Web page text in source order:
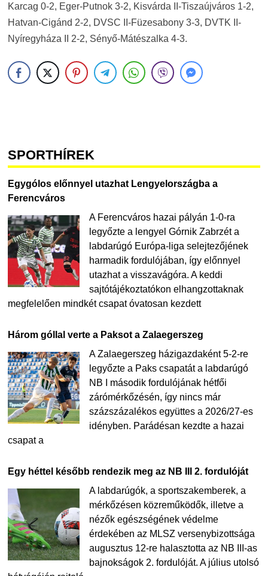
Karcag 0-2, Eger-Putnok 3-2, Kisvárda II-Tiszaújváros 1-2,
Hatvan-Cigánd 2-2, DVSC II-Füzesabony 3-3, DVTK II-
Nyíregyháza II 2-2, Sényő-Mátészalka 4-3.
SPORTHÍREK
Egygólos előnnyel utazhat Lengyelországba a
Ferencváros
A Ferencváros hazai pályán 1-0-ra
legyőzte a lengyel Górnik Zabrzét a
labdarúgó Európa-liga selejtezőjének
harmadik fordulójában, így előnnyel
utazhat a visszavágóra. A keddi
sajtótájékoztatókon elhangzottaknak
megfelelően mindkét csapat óvatosan kezdett
Három góllal verte a Paksot a Zalaegerszeg
A Zalaegerszeg házigazdaként 5-2-re
legyőzte a Paks csapatát a labdarúgó
NB I második fordulójának hétfői
zárómérkőzésén, így nincs már
százszázalékos együttes a 2026/27-es
idényben. Parádésan kezdte a hazai
csapat a
Egy héttel később rendezik meg az NB III 2. fordulóját
A labdarúgók, a sportszakemberek, a
mérkőzésen közreműködők, illetve a
nézők egészségének védelme
érdekében az MLSZ versenybizottsága
augusztus 12-re halasztotta az NB III-as
bajnokságok 2. fordulóját. A július utolsó